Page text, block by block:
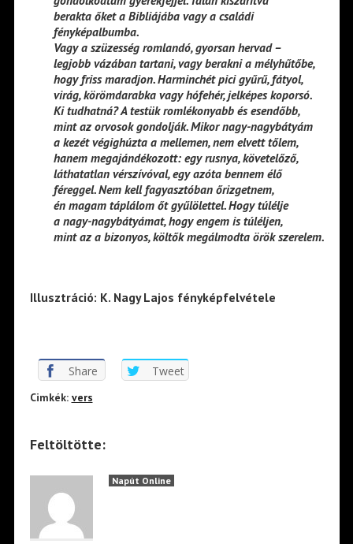
berakta őket a Bibliájába vagy a családi
fényképalbumba.
Vagy a szüzesség romlandó, gyorsan hervad –
legjobb vázában tartani, vagy berakni a mélyhűtőbe,
hogy friss maradjon. Harminchét pici gyűrű, fátyol,
virág, körömdarabka vagy hófehér, jelképes koporsó.
Ki tudhatná? A testük romlékonyabb és esendőbb,
mint az orvosok gondolják. Mikor nagy-nagybátyám
a kezét végighúzta a mellemen, nem elvett tőlem,
hanem megajándékozott: egy rusnya, követelőző,
láthatatlan vérszívóval, egy azóta bennem élő
féreggel. Nem kell fagyasztóban őrizgetnem,
én magam táplálom őt gyűlölettel. Hogy túlélje
a nagy-nagybátyámat, hogy engem is túléljen,
mint az a bizonyos, költők megálmodta örök szerelem.
Illusztráció: K. Nagy Lajos fényképfelvétele
Share Tweet
Cimkék: vers
Feltöltötte:
Napút Online